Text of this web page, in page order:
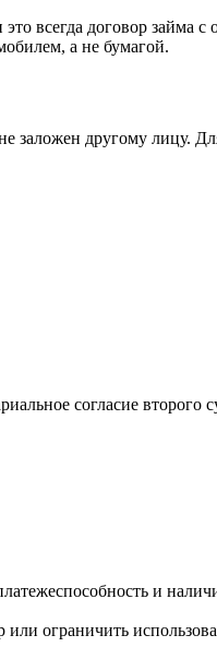
всегда договор займа с
а не бумагой.
заложен другому лицу.
согласие второго
и
ограничить